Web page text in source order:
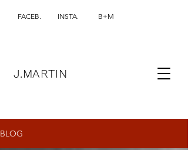
J.MARTIN
B+M
INSTA.
FACEB.
BLOG